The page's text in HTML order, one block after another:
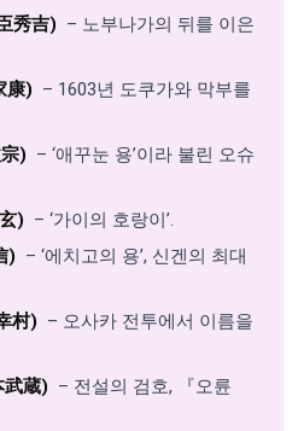
秀吉) – 노부나가의 뒤를 이은
康) – 1603년 도쿠가와 막부를
) – ‘애꾸눈 용’이라 불린 오슈
) – ‘가이의 호랑이’.
) – ‘에치고의 용’, 신겐의 최대
村) – 오사카 전투에서 이름을
蔵) – 전설의 검호, 『오륜